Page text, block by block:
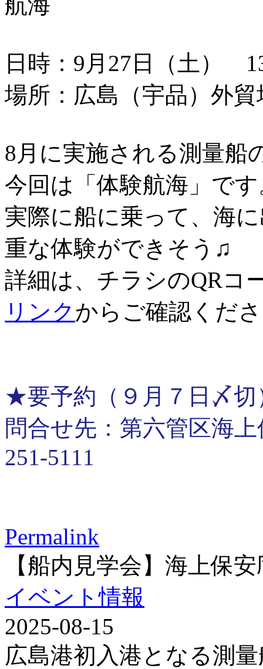
航海
日時：9月27日（土）
場所：広島（宇品）外
8月に実施される測量船
今回は「体験航海」で
実際に船に乗って、海
重な体験ができそう♫
詳細は、チラシのQRコ
リンクからご確認くだ
★要予約（９月７日〆切
問合せ先：第六管区海
251-5111
Permalink
【船内見学会】海上保
イベント情報
2025-08-15
広島港初入港となる測